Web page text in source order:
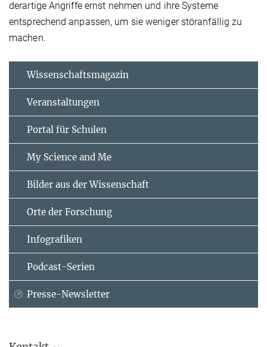
derartige Angriffe ernst nehmen und ihre Systeme
entsprechend anpassen, um sie weniger störanfällig zu
machen.
Wissenschaftsmagazin
Veranstaltungen
Portal für Schulen
My Science and Me
Bilder aus der Wissenschaft
Orte der Forschung
Infografiken
Podcast-Serien
Presse-Newsletter